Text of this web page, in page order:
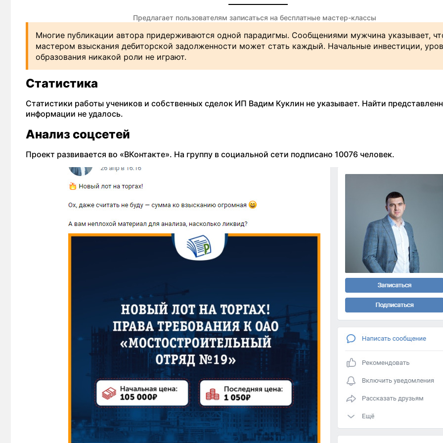
Предлагает пользователям записаться на бесплатные мастер-классы
Многие публикации автора придерживаются одной парадигмы. Сообщениями мужчина указывает,
мастером взыскания дебиторской задолженности может стать каждый. Начальные инвестиции,
образования никакой роли не играют.
Статистика
Статистики работы учеников и собственных сделок ИП Вадим Куклин не указывает. Найти
информации не удалось.
Анализ соцсетей
Проект развивается во «ВКонтакте». На группу в социальной сети подписано 10076 человек.